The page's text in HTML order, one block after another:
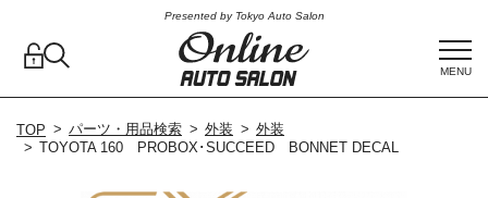
Presented by Tokyo Auto Salon
MENU
TOP パーツ・用品検索 外装
外装
TOYOTA 160 PROBOX･SUCCEED BONNET DECAL